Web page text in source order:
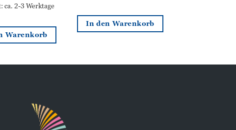
ca. 2-3 Werktage
Warenkorb
In den Warenkorb